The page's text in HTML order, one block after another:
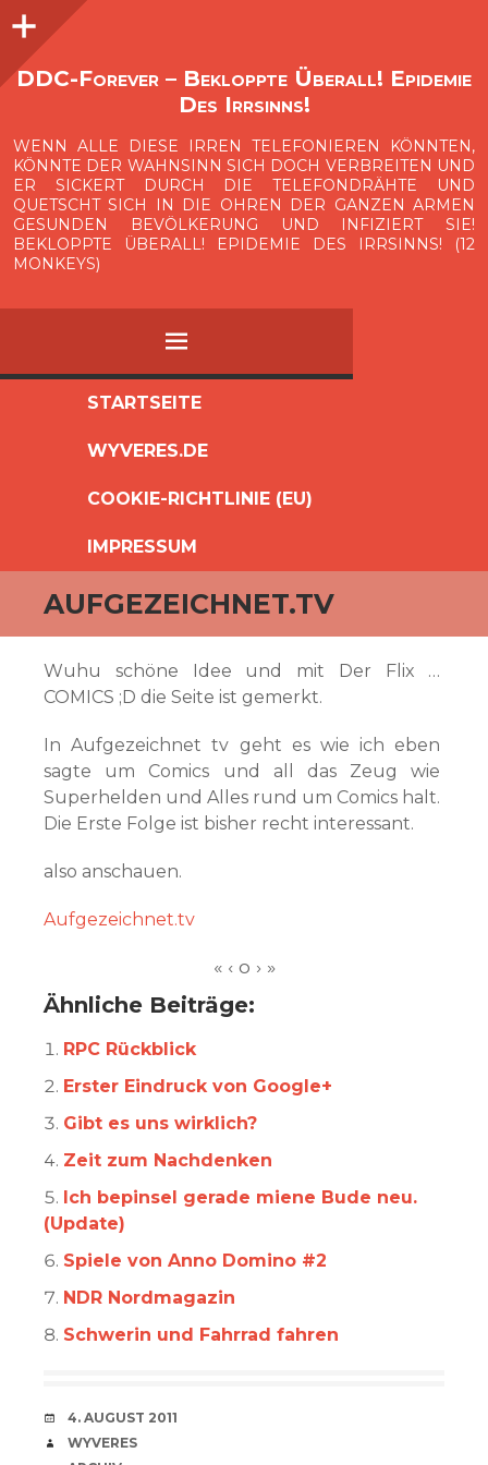
O
p
e
n
i
d
e
b
a
DDC-Forever – Bekloppte Überall! Epidemie
Des Irrsinns!
WENN ALLE DIESE IRREN TELEFONIEREN KÖNNTEN,
KÖNNTE DER WAHNSINN SICH DOCH VERBREITEN UND
ER SICKERT DURCH DIE TELEFONDRÄHTE UND
QUETSCHT SICH IN DIE OHREN DER GANZEN ARMEN
GESUNDEN BEVÖLKERUNG UND INFIZIERT SIE!
BEKLOPPTE ÜBERALL! EPIDEMIE DES IRRSINNS! (12
MONKEYS)
MENÜ
SPRINGEN
STARTSEITE
WYVERES.DE
COOKIE-RICHTLINIE (EU)
IMPRESSUM
Seitenleiste
AUFGEZEICHNET.TV
Wuhu schöne Idee und mit Der Flix …
COMICS ;D die Seite ist gemerkt.
In Aufgezeichnet tv geht es wie ich eben
sagte um Comics und all das Zeug wie
Superhelden und Alles rund um Comics halt.
Die Erste Folge ist bisher recht interessant.
also anschauen.
Aufgezeichnet.tv
Ähnliche Beiträge:
RPC Rückblick
Erster Eindruck von Google+
Gibt es uns wirklich?
Zeit zum Nachdenken
Ich bepinsel gerade miene Bude neu.
(Update)
Spiele von Anno Domino #2
NDR Nordmagazin
Schwerin und Fahrrad fahren
VERABREDUNG
4. AUGUST 2011
VERFASSER
WYVERES